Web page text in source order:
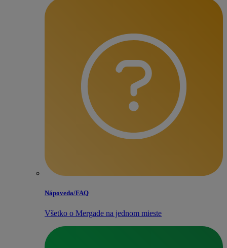
Nápoveda/​FAQ
Všetko o Mergade na jednom mieste